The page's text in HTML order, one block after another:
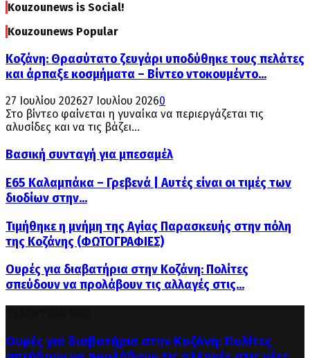
Kouzounews is Social!
Kouzounews Popular
Κοζάνη: Θρασύτατο ζευγάρι υποδύθηκε τους πελάτες
και άρπαξε κοσμήματα – Βίντεο ντοκουμέντο...
27 Ιουλίου 202627 Ιουλίου 20260
Στο βίντεο φαίνεται η γυναίκα να περιεργάζεται τις
αλυσίδες και να τις βάζει...
Βασική συνταγή για μπεσαμέλ
Ε65 Καλαμπάκα – Γρεβενά | Αυτές είναι οι τιμές των
διοδίων στην...
Τιμήθηκε η μνήμη της Αγίας Παρασκευής στην πόλη
της Κοζάνης (ΦΩΤΟΓΡΑΦΙΕΣ)
Ουρές για διαβατήρια στην Κοζάνη: Πολίτες
σπεύδουν να προλάβουν τις αλλαγές στις...
Ουρές για διαβατήρια στην Κοζάνη: Πολίτες